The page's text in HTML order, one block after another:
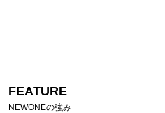
FEATURE
NEWONEの強み